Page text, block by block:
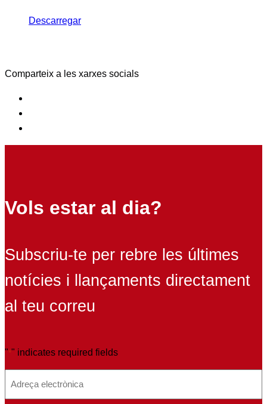
Descarregar
Comparteix a les xarxes socials
Vols estar al dia?
Subscriu-te per rebre les últimes
notícies i llançaments directament
al teu correu
"*" indicates required fields